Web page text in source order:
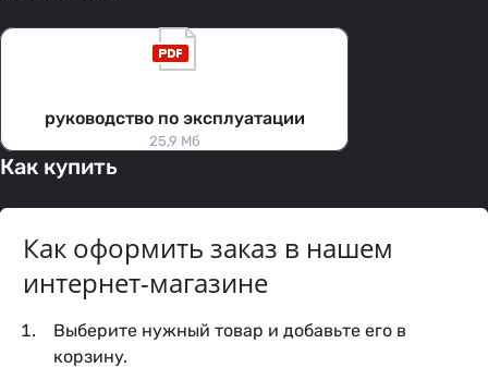
руководство по эксплуатации
25,9 Мб
Как купить
Как оформить заказ в нашем
интернет-магазине
Выберите нужный товар и добавьте его в
корзину.